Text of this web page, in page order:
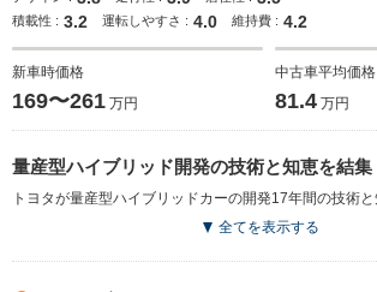
積載性 : 3.2 運転しやすさ : 4.0 維持費 : 4.2
新車時価格
169〜261 万円
中古車平均価格
81.4 万円
量産型ハイブリッド開発の技術と知恵を結集
全てを表示する